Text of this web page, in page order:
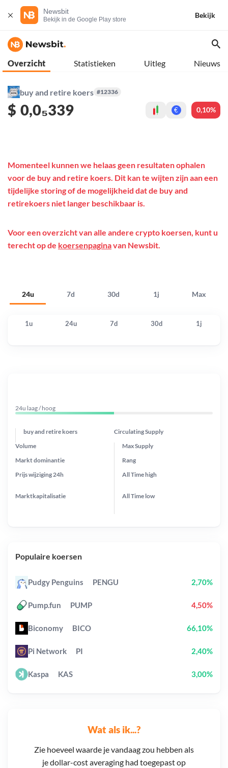
Newsbit
Bekijk in de Google Play store
Bekijk
Overzicht Statistieken Uitleg Nieuws
buy and retire koers #12336
$ 0,0₅339 € 0,10%
24u 7d 30d 1j Max
Momenteel kunnen we helaas geen resultaten ophalen
voor de buy and retire koers. Dit kan te wijten zijn aan een
tijdelijke storing of de mogelijkheid dat de buy and
retirekoers niet langer beschikbaar is.
Voor een overzicht van alle andere crypto koersen, kunt u
terecht op de koersenpaginavan Newsbit.
1u 24u 7d 30d 1j
Wat als ik...?
Zie hoeveel waarde je vandaag zou hebben als
je dollar-cost averaging had toegepast op
24u laag / hoog
buy and retire koers Circulating Supply
Prijs wijziging 24h
Max Supply
Markt dominantie
Marktkapitalisatie
Volume
Rang
All Timehigh
All Time low
Populaire koersen
Pudgy Penguins PENGU 2,70%
Pump.fun PUMP 4,50%
Biconomy BICO 66,10%
Pi Network PI 2,40%
Kaspa KAS 3,00%